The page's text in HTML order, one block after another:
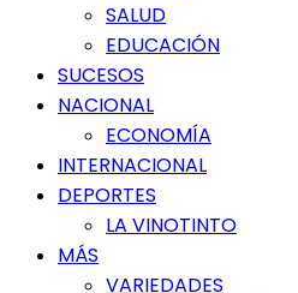
SALUD
EDUCACIÓN
SUCESOS
NACIONAL
ECONOMÍA
INTERNACIONAL
DEPORTES
LA VINOTINTO
MÁS
VARIEDADES